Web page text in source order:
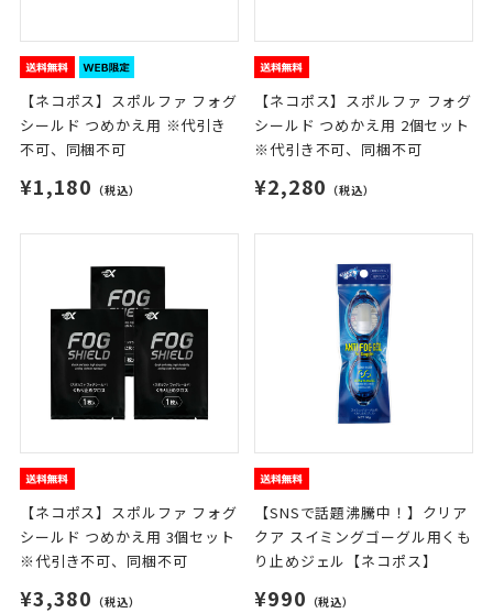
【ネコポス】スポルファ フォグ
シールド つめかえ用 ※代引き
不可、同梱不可
¥1,180 （税込）
【ネコポス】スポルファ フォグ
シールド つめかえ用 2個セット
※代引き不可、同梱不可
¥2,280 （税込）
【ネコポス】スポルファ フォグ
シールド つめかえ用 3個セット
※代引き不可、同梱不可
¥3,380 （税込）
【SNSで話題沸騰中！】クリア
クア スイミングゴーグル用くも
り止めジェル【ネコポス】
¥990 （税込）